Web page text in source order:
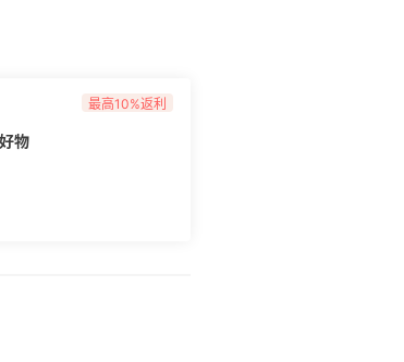
最高10%返利
物